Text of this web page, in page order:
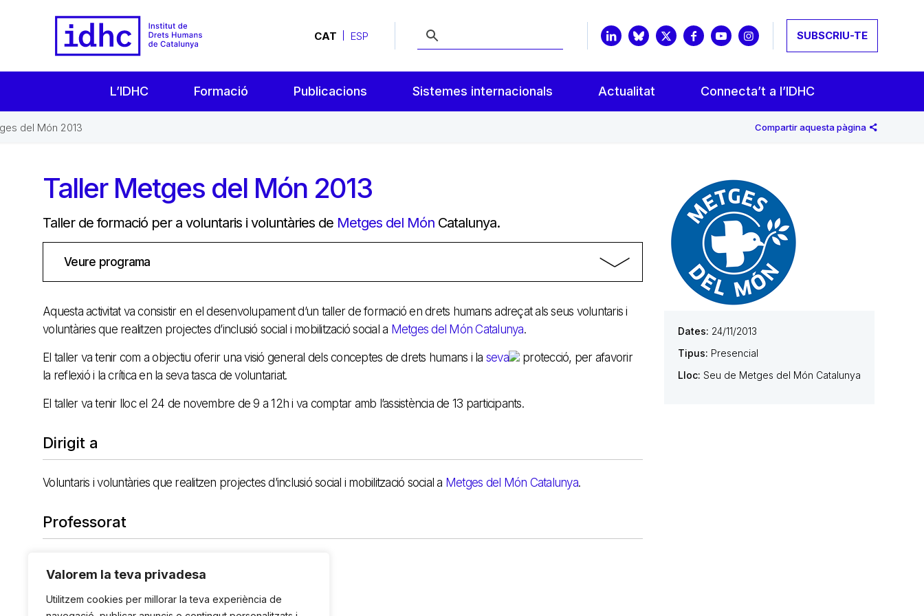
Valorem la teva privadesa
Utilitzem cookies per millorar la teva experiència de
CAT ESP SUBSCRIU-TE
L’IDHC Formació Publicacions Sistemes internacionals Actualitat Connecta’t a l’IDHC
del Món 2013 Compartir aquesta pàgina
Taller Metges del Món 2013
Taller de formació per a voluntaris i voluntàries de Metges del Món Catalunya.
Veure programa
Aquesta activitat va consistir en el desenvolupament d’un taller de formació en drets humans adreçat als seus voluntaris i
voluntàries que realitzen projectes d’inclusió social i mobilització social a Metges del Món Catalunya.
El taller va tenir com a objectiu oferir una visió general dels conceptes de drets humans i la seva
protecció, per afavorir
la reflexió i la crítica en la seva tasca de voluntariat.
El taller va tenir lloc el 24 de novembre de 9 a 12h i va comptar amb l’assistència de 13 participants.
Dirigit a
Voluntaris i voluntàries que realitzen projectes d’inclusió social i mobilització social a Metges del Món Catalunya.
Professorat
Dates: 24/11/2013
Tipus: Presencial
Lloc: Seu de Metges del Món Catalunya